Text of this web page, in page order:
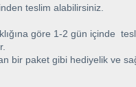
teslim alabilirsiniz.
göre 1-2 gün içinde
bir paket gibi hediyelik ve